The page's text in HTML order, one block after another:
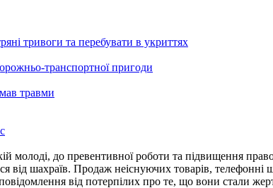
тривоги та перебувати в укриттях
транспортної пригоди
травми
до превентивної роботи та підвищення
від шахраїв. Продаж неіснуючих товарів,
від потерпілих про те, що вони стали